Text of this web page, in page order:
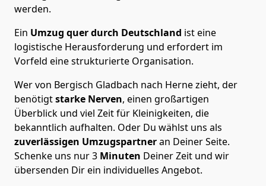
werden.
Ein Umzug quer durch Deutschland ist eine
logistische Herausforderung und erfordert im
Vorfeld eine strukturierte Organisation.
Wer von Bergisch Gladbach nach Herne zieht, der
benötigtstarke Nerven, einen großartigen
Überblick und viel Zeit für Kleinigkeiten, die
bekanntlich aufhalten. Oder Du wählst uns als
zuverlässigen Umzugspartneran Deiner Seite.
Schenke uns nur3 Minuten Deiner Zeit und wir
übersenden Dir ein individuelles Angebot.